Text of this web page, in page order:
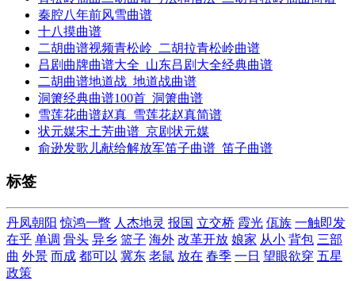
秦腔八年前风雪曲谱
十八摸曲谱
二胡曲谱视频青松岭_二胡拉青松岭曲谱
吕剧曲牌曲谱大全_山东吕剧大全经典曲谱
二胡曲谱地道战_地道战曲谱
洞箫经典曲谱100首_洞箫曲谱
雪莲花曲谱赵真_雪莲花赵真简谱
状元媒宋土芳曲谱_京剧状元媒
俞逊发歌儿献给解放军笛子曲谱_笛子曲谱
标签
丹凤朝阳 惊鸿一瞥 人杰地灵 报国 立交桥 霞光 佤族 一触即发
在乎 单调 骨头 异乡 篮子 海外 改革开放 娘家 从小 背包 三部
曲 外景 而成 都可以 冀东 老鼠 放在 春季 一日 望眼欲穿 五星
政策